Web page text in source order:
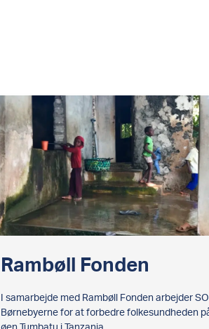
Rambøll Fonden
I samarbejde med Rambøll Fonden arbejder
Børnebyerne for at forbedre folkesundheden
øen Tumbatu i Tanzania.